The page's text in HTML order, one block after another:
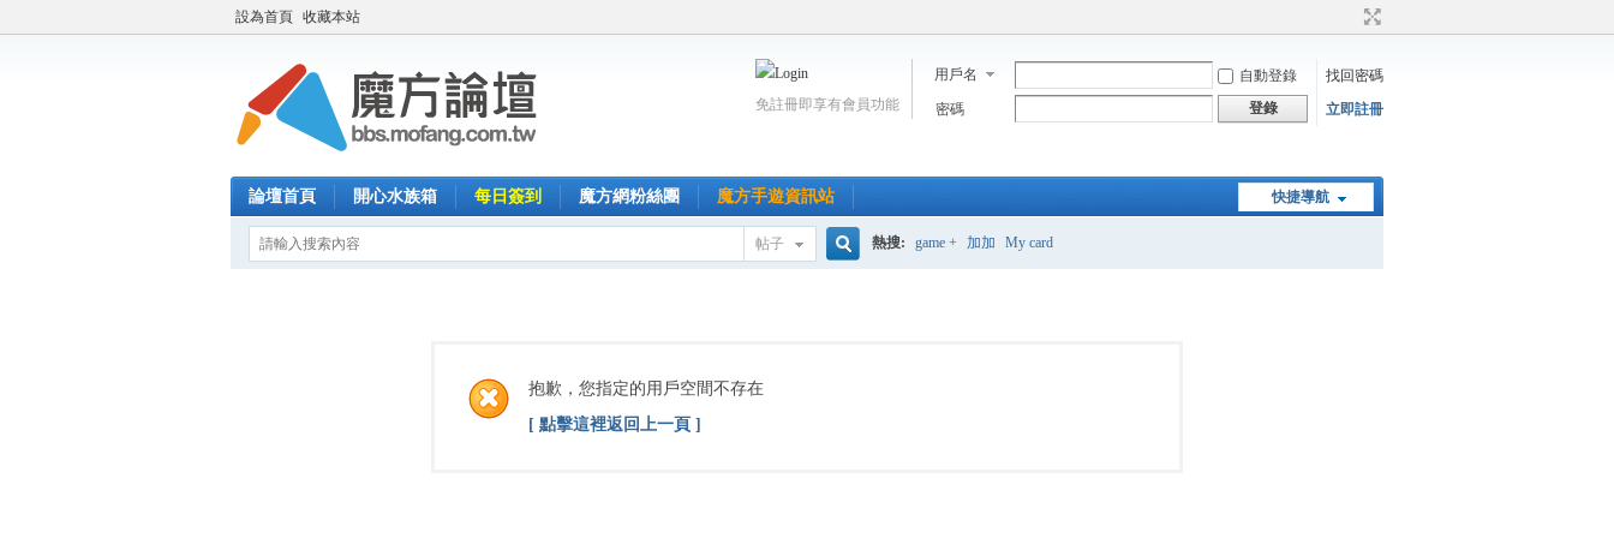
設為首頁 收藏本站
用戶名 自動登錄
找回密碼
密碼
登錄 立即註冊
免註冊即享有會員功能
快捷導航
論壇首頁 開心水族箱 每日簽到 魔方網粉絲團 魔方手遊資訊站
帖子 熱搜: game + 加加 My card
抱歉，您指定的用戶空間不存在
[ 點擊這裡返回上一頁 ]